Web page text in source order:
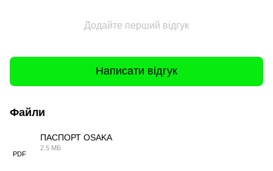
Додайте перший відгук
Написати відгук
Файли
PDF
ПАСПОРТ OSAKA
2.5 МБ